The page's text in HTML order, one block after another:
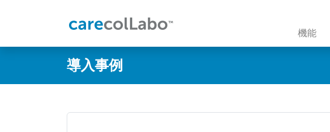
機能
導入事例